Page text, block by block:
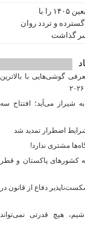
مرز شلمچه اربعین ۱۴۰۵ را با
و تردد روان
گذاشت
معرفی گوشی‌هایی با بالاترین
شیراز می‌آید؛ افتتاح سه
اضطرار تمدید شد
کشورهای پاکستان و قطر
دفاع از قانون در
هیچ قدرتی نمی‌تواند